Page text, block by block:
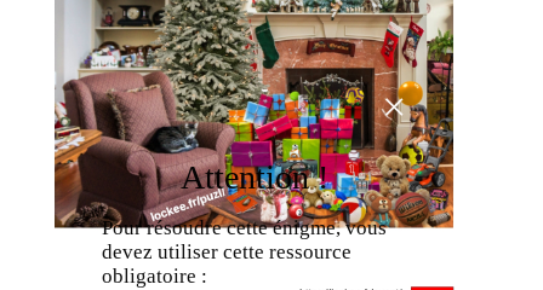
×
Attention !
Pour résoudre cette énigme, vous
devez utiliser cette ressource
obligatoire :